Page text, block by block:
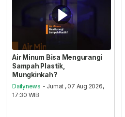
Air Minum Bisa Mengurangi
Sampah Plastik,
Mungkinkah?
Dailynews - Jumat , 07 Aug 2026,
17:30 WIB